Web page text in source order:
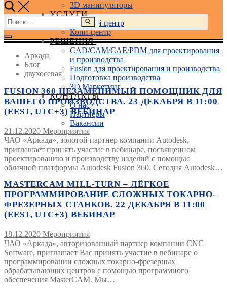
3D манипуляторы
УСЛУГИ
Учебный центр
Копи-центр
РЕШЕНИЯ
CAD/CAM/CAE/PDM для проектирования
и производства
Fusion для проектирования и производства
Подготовка производства
3D Маркетинг
КОНТАКТЫ
О нас
Партнеры
Вакансии
Найти:
Аркада
Блог
двухосевая
FUSION 360 НЕЗАМЕНИМЫЙ ПОМОЩНИК ДЛЯ
ВАШЕГО ПРОИЗВОДСТВА. 23 ДЕКАБРЯ В 11:00
(EEST, UTC+3) ВЕБИНАР
21.12.2020 Мероприятия
ЧАО «Аркада», золотой партнер компании Autodesk,
приглашает принять участие в вебинаре, посвященном
проектированию и производству изделий с помощью
облачной платформы Autodesk Fusion 360. Сегодня Autodesk…
MASTERCAM MILL-TURN – ЛЁГКОЕ
ПРОГРАММИРОВАНИЕ СЛОЖНЫХ ТОКАРНО-
ФРЕЗЕРНЫХ СТАНКОВ. 22 ДЕКАБРЯ В 11:00
(EEST, UTC+3) ВЕБИНАР
18.12.2020 Мероприятия
ЧАО «Аркада», авторизованный партнер компании CNC
Software, приглашает Вас принять участие в вебинаре о
программировании сложных токарно-фрезерных
обрабатывающих центров с помощью программного
обеспечения MasterCAM. Мы…